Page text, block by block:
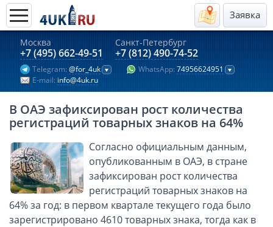
Заявка
Москва
+7 (495) 662-49-51
Санкт-Петербург
+7 (812) 490-74-52
Telegram: @for_4uk WhatsApp: 74956624951
E-mail: info@4uk.ru
Актуальные предложения 2026
Компании в Гонконге
Английские компании LTD
Киргизия (компания и счёт)
Компании в Китае
Kомпания в Канаде с лицензией MSB
Казахстан (компания и счёт)
Открытие счета в банках Казахстана
Платежная система Гонконга
Платежная система Великобритании
В ОАЭ зафиксирован рост количества
регистраций товарных знаков на 64%
Согласно официальным данным,
опубликованным в ОАЭ, в стране
зафиксирован рост количества
регистраций товарных знаков на
64% за год: в первом квартале текущего года было
зарегистрировано 4610 товарных знака, тогда как в